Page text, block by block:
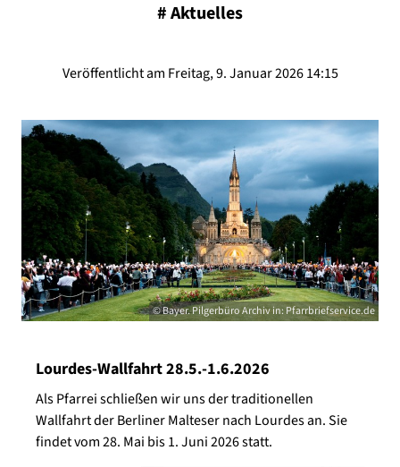
#Aktuelles
Veröffentlicht am Freitag, 9. Januar 2026 14:15
© Bayer. Pilgerbüro Archiv in: Pfarrbriefservice.de
Lourdes-Wallfahrt 28.5.-1.6.2026
Als Pfarrei schließen wir uns der traditionellen
Wallfahrt der Berliner Malteser nach Lourdes an. Sie
findet vom 28. Mai bis 1. Juni 2026 statt.